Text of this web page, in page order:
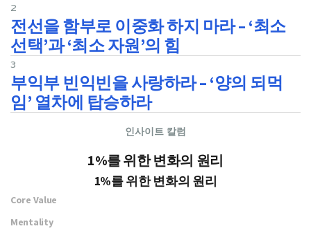
2
전선을 함부로 이중화 하지 마라 – ‘최소
선택’과 ‘최소 자원’의 힘
3
부익부 빈익빈을 사랑하라 – ‘양의 되먹
임’ 열차에 탑승하라
인사이트 칼럼
1%를 위한 변화의 원리
1%를 위한 변화의 원리
Core Value
Mentality